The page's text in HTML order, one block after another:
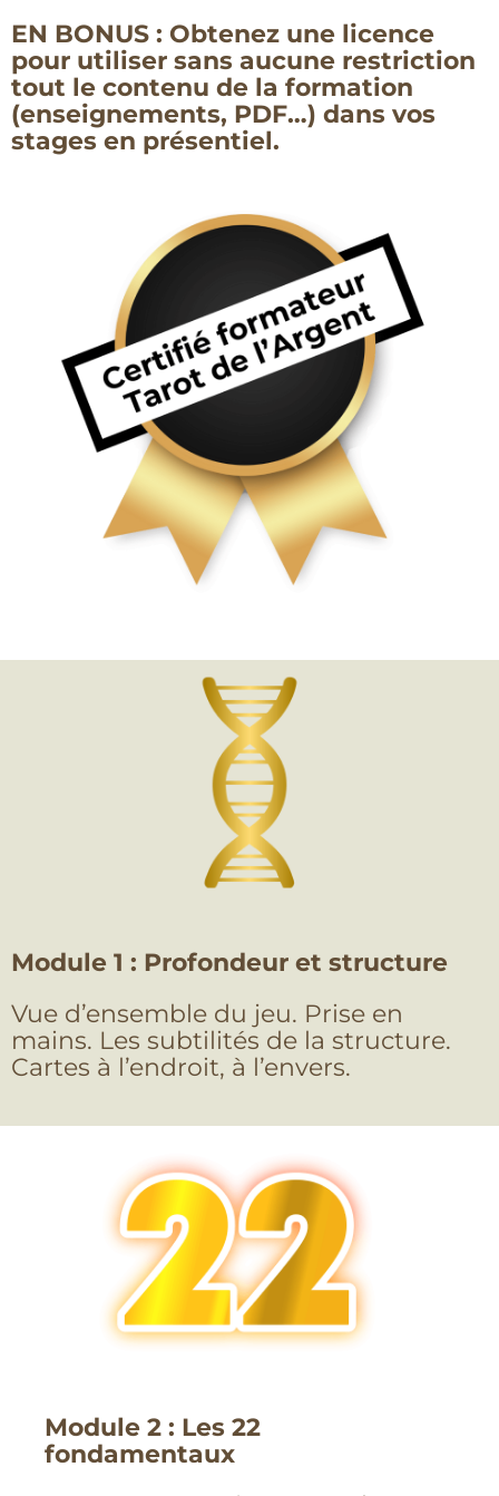
EN BONUS : Obtenez une licence
pour utiliser sans aucune restriction
tout le contenu de la formation
(enseignements, PDF…) dans vos
stages en présentiel.
Module 1 : Profondeur et structure
Vue d’ensemble du jeu. Prise en
mains. Les subtilités de la structure.
Cartes à l’endroit, à l’envers.
Module 2 : Les 22
fondamentaux